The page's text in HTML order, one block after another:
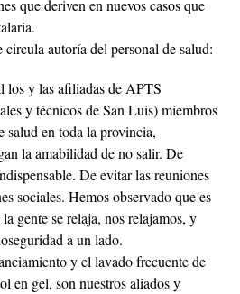
que deriven en nuevos casos que
circula autoría del personal de salud:
los y las afiliadas de APTS
y técnicos de San Luis) miembros
salud en toda la provincia,
la amabilidad de no salir. De
De evitar las reuniones
sociales. Hemos observado que es
gente se relaja, nos relajamos, y
a un lado.
y el lavado frecuente de
en gel, son nuestros aliados y